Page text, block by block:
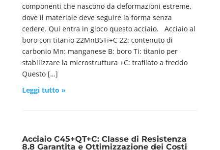
componenti che nascono da deformazioni estreme,
dove il materiale deve seguire la forma senza
cedere. Qui entra in gioco questo acciaio. Acciaio al
boro con titanio 22MnB5Ti+C 22: contenuto di
carbonio Mn: manganese B: boro Ti: titanio per
stabilizzare la microstruttura +C: trafilato a freddo
Questo […]
Leggi tutto »
Acciaio C45+QT+C: Classe di Resistenza
8.8 Garantita e Ottimizzazione dei Costi